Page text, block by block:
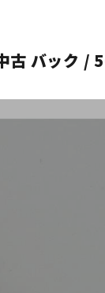
古 バック /